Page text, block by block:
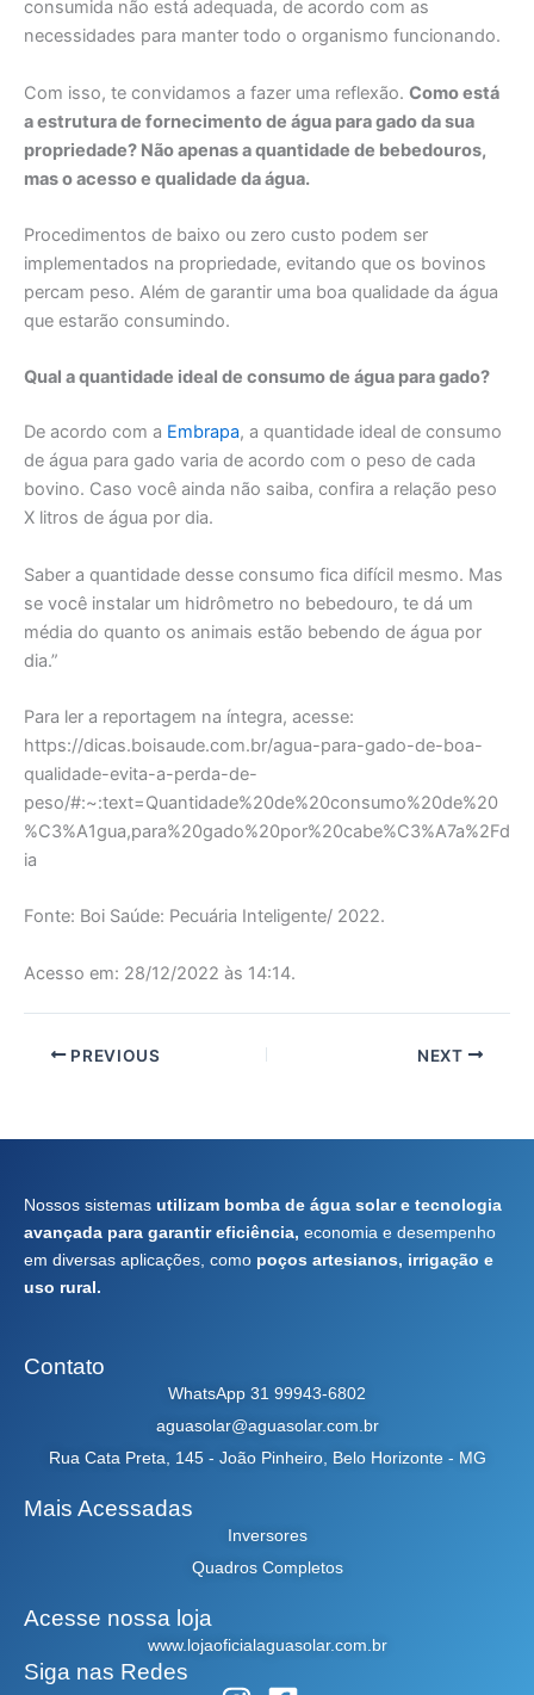
consumida não está adequada, de acordo com as
necessidades para manter todo o organismo funcionando.
Com isso, te convidamos a fazer uma reflexão. Como está
a estrutura de fornecimento de água para gado da sua
propriedade? Não apenas a quantidade de bebedouros,
mas o acesso e qualidade da água.
Procedimentos de baixo ou zero custo podem ser
implementados na propriedade, evitando que os bovinos
percam peso. Além de garantir uma boa qualidade da água
que estarão consumindo.
Qual a quantidade ideal de consumo de água para gado?
De acordo com a Embrapa, a quantidade ideal de consumo
de água para gado varia de acordo com o peso de cada
bovino. Caso você ainda não saiba, confira a relação peso
X litros de água por dia.
Saber a quantidade desse consumo fica difícil mesmo. Mas
se você instalar um hidrômetro no bebedouro, te dá um
média do quanto os animais estão bebendo de água por
dia.”
Para ler a reportagem na íntegra, acesse:
https://dicas.boisaude.com.br/agua-para-gado-de-boa-
qualidade-evita-a-perda-de-
peso/#:~:text=Quantidade%20de%20consumo%20de%20
%C3%A1gua,para%20gado%20por%20cabe%C3%A7a%2Fd
ia
Fonte: Boi Saúde: Pecuária Inteligente/ 2022.
Acesso em: 28/12/2022 às 14:14.
PREVIOUS NEXT
Nossos sistemas utilizam bomba de água solar e tecnologia
avançada para garantir eficiência, economia e desempenho
em diversas aplicações, como poços artesianos, irrigação e
uso rural.
Contato
WhatsApp 31 99943-6802
aguasolar@aguasolar.com.br
Rua Cata Preta, 145 - João Pinheiro, Belo Horizonte - MG
Mais Acessadas
Inversores
Quadros Completos
Acesse nossa loja
www.lojaoficialaguasolar.com.br
Siga nas Redes